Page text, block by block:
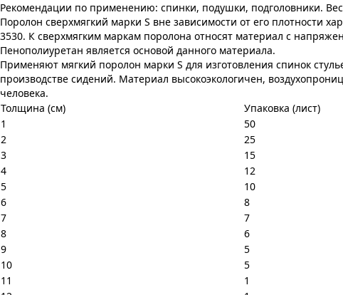
Рекомендации по применению: спинки, подушки, подголовники.
Поролон сверхмягкий марки S вне зависимости от его плотности
3530. К сверхмягким маркам поролона относят материал с
Пенополиуретан является основой данного материала.
Применяют мягкий поролон марки S для изготовления спинок
производстве сидений. Материал высокоэкологичен,
человека.
Толщина (см)
Упаковка (лист)
1
50
2
25
3
15
4
12
5
10
6
8
7
7
8
6
9
5
10
5
11
1